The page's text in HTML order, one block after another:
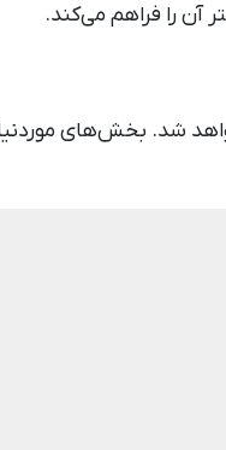
آن را فراهم می‌کند.
شد. بخش‌های